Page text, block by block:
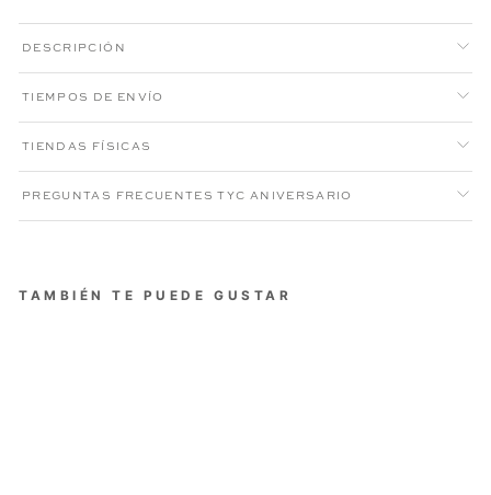
DESCRIPCIÓN
TIEMPOS DE ENVÍO
TIENDAS FÍSICAS
PREGUNTAS FRECUENTES TYC ANIVERSARIO
TAMBIÉN TE PUEDE GUSTAR